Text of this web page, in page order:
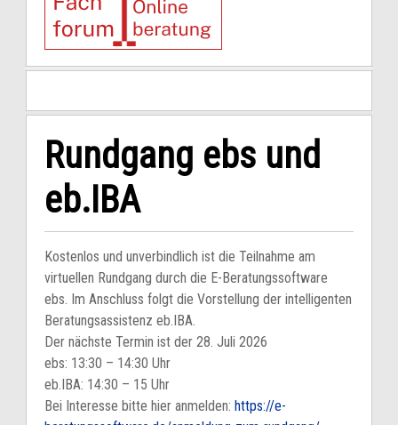
Rundgang ebs und
eb.IBA
Kostenlos und unverbindlich ist die Teilnahme am
virtuellen Rundgang durch die E-Beratungssoftware
ebs. Im Anschluss folgt die Vorstellung der intelligenten
Beratungsassistenz eb.IBA.
Der nächste Termin ist der 28. Juli 2026
ebs: 13:30 – 14:30 Uhr
eb.IBA: 14:30 – 15 Uhr
Bei Interesse bitte hier anmelden: https://e-